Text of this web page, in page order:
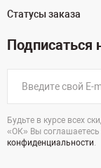
Статусы заказа
Подписаться
Будьте в курсе всех
«ОК» Вы соглашаетесь
конфиденциальности.